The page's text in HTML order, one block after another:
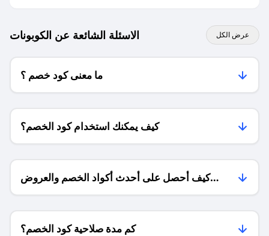
الاسئلة الشائعة عن الكوبونات عرض الكل
ما معنى كود خصم ؟
كيف يمكنك استخدام كود الخصم؟
كيف أحصل على أحدث أكواد الخصم والعروض
للمتاجر؟
كم مدة صلاحية كود الخصم؟